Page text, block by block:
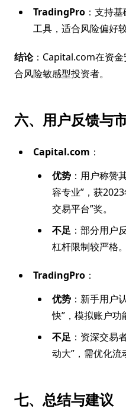
TradingPro ：支持
工具，适合风险偏好
结论：Capital.com在资
合风险敏感型投资者。
六、用户反馈与
Capital.com ：
优势 ：用户称赞
容专业”，获
交易平台”奖。
不足 ：部分用户
杠杆限制较严格。
TradingPro ：
优势 ：新手用户
快”，模拟账户功
不足 ：资深交易
动大”，需优化流
七、总结与建议